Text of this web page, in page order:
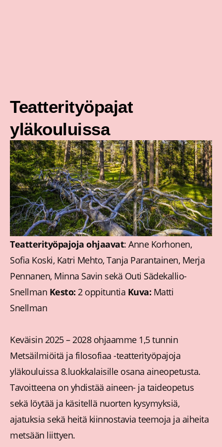
Teatterityöpajat
yläkouluissa
Teatterityöpajoja ohjaavat: Anne Korhonen,
Sofia Koski, Katri Mehto, Tanja Parantainen, Merja
Pennanen, Minna Savin sekä Outi Sädekallio-
Snellman Kesto: 2 oppituntia Kuva: Matti
Snellman
Keväisin 2025 – 2028 ohjaamme 1,5 tunnin
Metsäilmiöitä ja filosofiaa -teatterityöpajoja
yläkouluissa 8.luokkalaisille osana aineopetusta.
Tavoitteena on yhdistää aineen- ja taideopetus
sekä löytää ja käsitellä nuorten kysymyksiä,
ajatuksia sekä heitä kiinnostavia teemoja ja aiheita
metsään liittyen.